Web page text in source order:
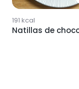
191 kcal
Natillas de